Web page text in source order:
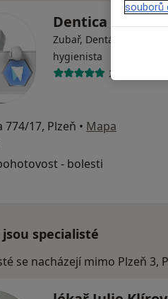
Dentica
Zubař, Dentální
hygienista
219 názorů
774/17, Plzeň • Mapa
- bolesti
jsou specialisté
se nacházejí mimo Plzeň 3,
souborů